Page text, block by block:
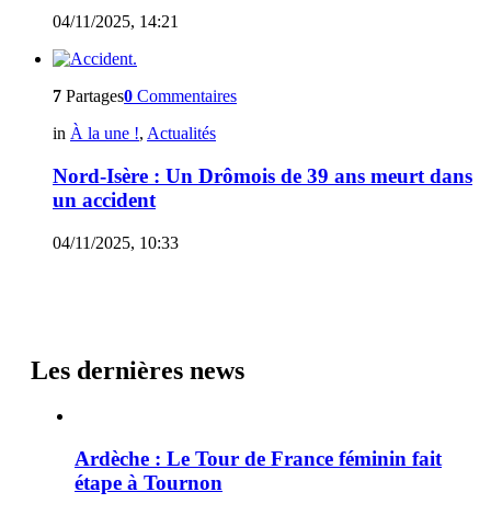
04/11/2025, 14:21
7 Partages0 Commentaires
in À la une !, Actualités
Nord-Isère : Un Drômois de 39 ans meurt dans
un accident
04/11/2025, 10:33
Les dernières news
Ardèche : Le Tour de France féminin fait
étape à Tournon